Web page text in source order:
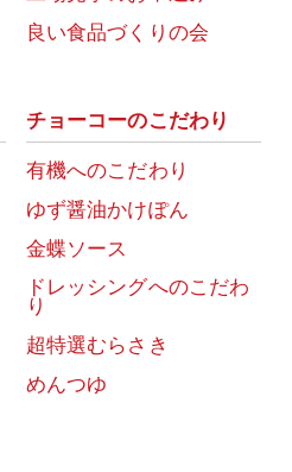
良い食品づくりの会
チョーコーのこだわり
有機へのこだわり
ゆず醤油かけぽん
金蝶ソース
ドレッシングへのこだわ
り
超特選むらさき
めんつゆ